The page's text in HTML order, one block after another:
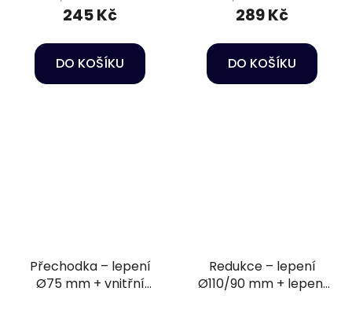
245 Kč
DO KOŠÍKU
289 Kč
DO KOŠÍKU
Přechodka – lepení
Ø75 mm + vnitřní
Redukce – lepení
Ø110/90 mm + lepení